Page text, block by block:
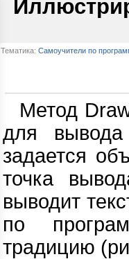
Тематика: Самоучители по
Метод
для
задается
точка
выводит
по
традицию